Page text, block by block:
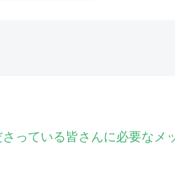
っている皆さんに必要なメ